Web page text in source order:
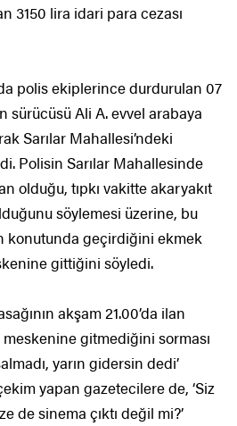
3150 lira idari para cezası
polis ekiplerince durdurulan 07
sürücüsü Ali A. evvel arabaya
Sarılar Mahallesi’ndeki
Polisin Sarılar Mahallesinde
olduğu, tıpkı vakitte akaryakıt
söylemesi üzerine, bu
konutunda geçirdiğini ekmek
gittiğini söyledi.
akşam 21.00’da ilan
gitmediğini sorması
yarın gidersin dedi’
yapan gazetecilere de, ‘Siz
de sinema çıktı değil mi?’